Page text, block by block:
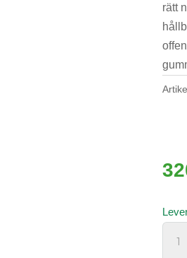
rätt